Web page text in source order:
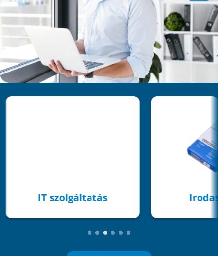
IT szolgáltatás